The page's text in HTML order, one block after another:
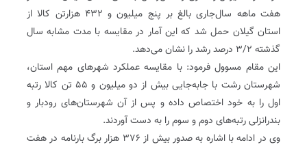
هفت ماهه سال‌جاری بالغ بر پنج میلیون و ۴۳۲ هزارتن کالا از
استان گیلان حمل شد که این آمار در مقایسه با مدت مشابه سال
گذشته ۳/۲ درصد رشد را نشان می‌دهد.
این مقام مسوول فرمود: با مقایسه عملکرد شهرهای مهم استان،
شهرستان رشت با جابه‌جایی بیش از دو میلیون و ۵۵ تن کالا رتبه
اول را به خود اختصاص داده و پس از آن شهرستان‌های رودبار و
بندرانزلی رتبه‌های دوم و سوم را به دست آوردند.
وی در ادامه با اشاره به صدور بیش از ۳۷۶ هزار برگ بارنامه در هفت